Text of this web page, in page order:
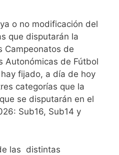
o no modificación del
que disputarán la
Campeonatos de
Autonómicas de Fútbol
fijado, a día de hoy
categorías que la
se disputarán en el
Sub16, Sub14 y
las distintas